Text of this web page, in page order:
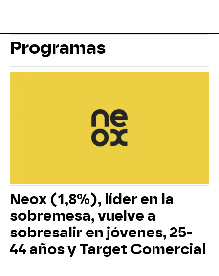
Programas
Neox (1,8%), líder en la
sobremesa, vuelve a
sobresalir en jóvenes, 25-
44 años y Target Comercial